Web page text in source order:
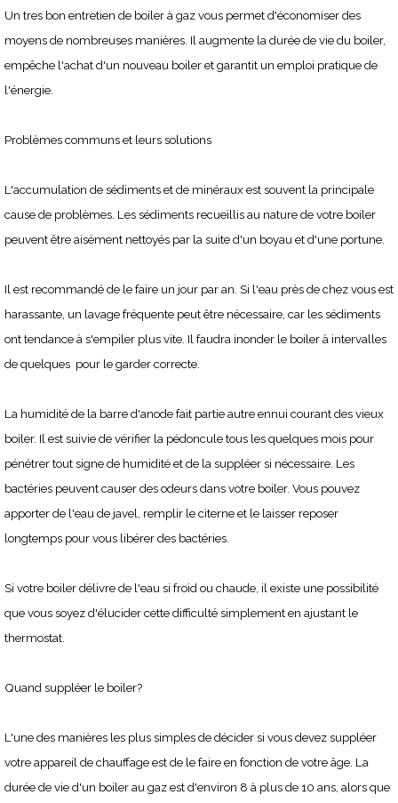
Un tres bon entretien de boiler à gaz vous permet d'économiser des
moyens de nombreuses manières. Il augmente la durée de vie du boiler,
empêche l'achat d'un nouveau boiler et garantit un emploi pratique de
l'énergie.
Problèmes communs et leurs solutions
L'accumulation de sédiments et de minéraux est souvent la principale
cause de problèmes. Les sédiments recueillis au nature de votre boiler
peuvent être aisément nettoyés par la suite d'un boyau et d'une portune.
Il est recommandé de le faire un jour par an. Si l'eau près de chez vous est
harassante, un lavage fréquente peut être nécessaire, car les sédiments
ont tendance à s'empiler plus vite. Il faudra inonder le boiler à intervalles
de quelques pour le garder correcte.
La humidité de la barre d'anode fait partie autre ennui courant des vieux
boiler. Il est suivie de vérifier la pédoncule tous les quelques mois pour
pénétrer tout signe de humidité et de la suppléer si nécessaire. Les
bactéries peuvent causer des odeurs dans votre boiler. Vous pouvez
apporter de l'eau de javel, remplir le citerne et le laisser reposer
longtemps pour vous libérer des bactéries.
Si votre boiler délivre de l'eau si froid ou chaude, il existe une possibilité
que vous soyez d'élucider cette difficulté simplement en ajustant le
thermostat.
Quand suppléer le boiler?
L'une des manières les plus simples de décider si vous devez suppléer
votre appareil de chauffage est de le faire en fonction de votre âge. La
durée de vie d'un boiler au gaz est d'environ 8 à plus de 10 ans, alors que